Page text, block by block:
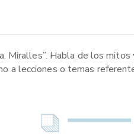
Miralles”. Habla de los mitos
a lecciones o temas